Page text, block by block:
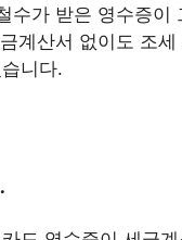
수가 받은 영수증이
계산서 없이도 조
니다.